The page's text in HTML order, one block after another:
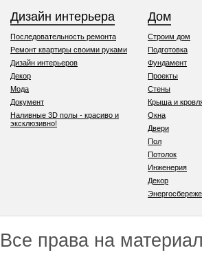
Дизайн интерьера
Последовательность ремонта
Ремонт квартиры своими руками
Дизайн интерьеров
Декор
Мода
Документ
Наливные 3D полы - красиво и
эксклюзивно!
Дом
Строим дом
Подготовка
Фундамент
Проекты
Стены
Крыша и
Окна
Двери
Пол
Потолок
Инженерия
Декор
Все права на